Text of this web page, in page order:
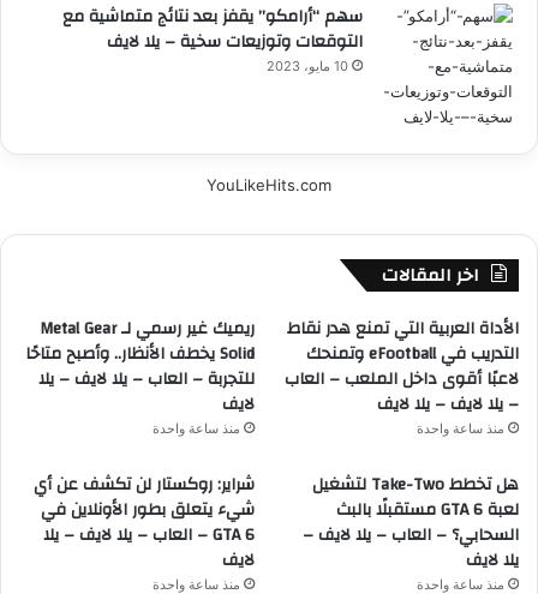
سهم “أرامكو” يقفز بعد نتائج متماشية مع
التوقعات وتوزيعات سخية – يلا لايف
10 مايو، 2023
YouLikeHits.com
اخر المقالات
الأداة العربية التي تمنع هدر نقاط
التدريب في eFootball وتمنحك
لاعبًا أقوى داخل الملعب – العاب
– يلا لايف – يلا لايف
منذ ساعة واحدة
ريميك غير رسمي لـ Metal Gear
Solid يخطف الأنظار.. وأصبح متاحًا
للتجربة – العاب – يلا لايف – يلا
لايف
منذ ساعة واحدة
هل تخطط Take-Two لتشغيل
لعبة GTA 6 مستقبلًا بالبث
السحابي؟ – العاب – يلا لايف –
يلا لايف
منذ ساعة واحدة
شراير: روكستار لن تكشف عن أي
شيء يتعلق بطور الأونلاين في
GTA 6 – العاب – يلا لايف – يلا
لايف
منذ ساعة واحدة